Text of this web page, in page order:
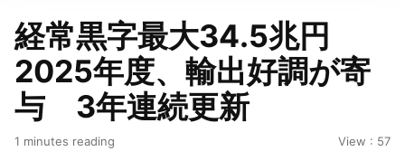
経常黒字最大34.5兆円
2025年度、輸出好調が寄
与 3年連続更新
1 minutes reading View : 57